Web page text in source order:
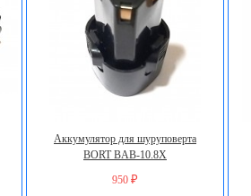
Аккумулятор для шуруповерта
BORT BAB-10.8X
950 ₽